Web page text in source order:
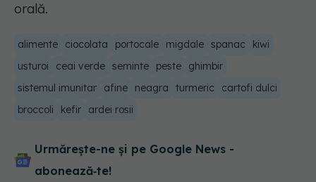
orală.
alimente ciocolata portocale migdale spanac
kiwi
usturoi
ceai verde seminte peste
ghimbir
sistemul imunitar
afine neagra turmeric
cartofi dulci
broccoli
kefir ardei rosii
Urmărește-ne și pe Google News -
abonează‑te!